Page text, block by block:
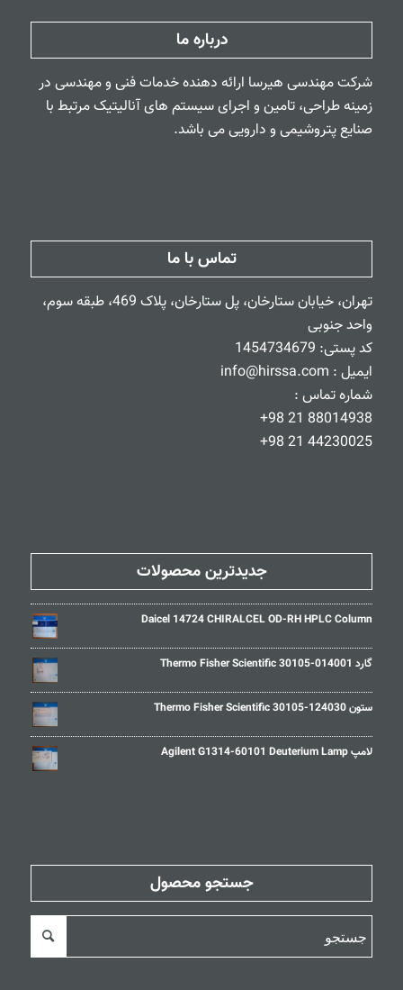
درباره ما
شرکت مهندسی هیرسا ارائه دهنده خدمات فنی و مهندسی در
زمینه طراحی، تامین و اجرای سیستم های آنالیتیک مرتبط با
صنایع پتروشیمی و دارویی می باشد.
تماس با ما
تهران، خیابان ستارخان، پل ستارخان، پلاک 469، طبقه سوم،
واحد جنوبی
کد پستی: 1454734679
ایمیل : info@hirssa.com
شماره تماس :
88014938 21 98+
44230025 21 98+
جدیدترین محصولات
Daicel 14724 CHIRALCEL OD-RH HPLC Column
گارد Thermo Fisher Scientific 30105-014001
ستون Thermo Fisher Scientific 30105-124030
لامپ Agilent G1314-60101 Deuterium Lamp
جستجو محصول